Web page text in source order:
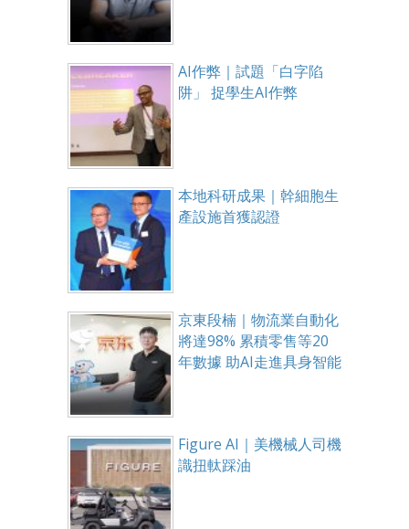
AI作弊｜試題「白字陷
阱」 捉學生AI作弊
本地科研成果｜幹細胞生
產設施首獲認證
京東段楠｜物流業自動化
將達98% 累積零售等20
年數據 助AI走進具身智能
Figure AI｜美機械人司機
識扭軚踩油